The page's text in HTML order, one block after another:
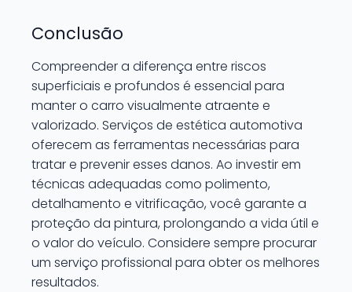
Conclusão
Compreender a diferença entre riscos
superficiais e profundos é essencial para
manter o carro visualmente atraente e
valorizado. Serviços de estética automotiva
oferecem as ferramentas necessárias para
tratar e prevenir esses danos. Ao investir em
técnicas adequadas como polimento,
detalhamento e vitrificação, você garante a
proteção da pintura, prolongando a vida útil e
o valor do veículo. Considere sempre procurar
um serviço profissional para obter os melhores
resultados.